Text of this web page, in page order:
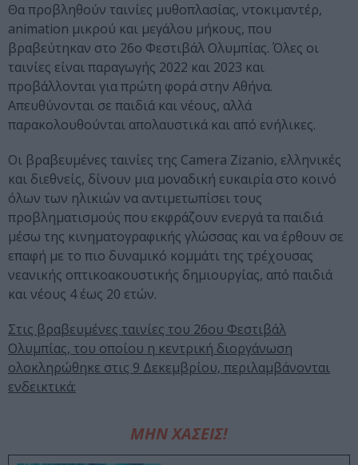
Θα προβληθούν ταινίες μυθοπλασίας, ντοκιμαντέρ,
animation μικρού και μεγάλου μήκους, που
βραβεύτηκαν στο 26ο Φεστιβάλ Ολυμπίας. Όλες οι
ταινίες είναι παραγωγής 2022 και 2023 και
προβάλλονται για πρώτη φορά στην Αθήνα.
Απευθύνονται σε παιδιά και νέους, αλλά
παρακολουθούνται απολαυστικά και από ενήλικες.
Οι βραβευμένες ταινίες της Camera Zizanio, ελληνικές
και διεθνείς, δίνουν μια μοναδική ευκαιρία στο κοινό
όλων των ηλικιών να αντιμετωπίσει τους
προβληματισμούς που εκφράζουν ενεργά τα παιδιά
μέσω της κινηματογραφικής γλώσσας και να έρθουν σε
επαφή με το πιο δυναμικό κομμάτι της τρέχουσας
νεανικής οπτικοακουστικής δημιουργίας, από παιδιά
και νέους 4 έως 20 ετών.
Στις βραβευμένες ταινίες του 26ου Φεστιβάλ
Ολυμπίας, του οποίου η κεντρική διοργάνωση
ολοκληρώθηκε στις 9 Δεκεμβρίου, περιλαμβάνονται
ενδεικτικά:
ΜΗΝ ΧΑΣΕΙΣ!